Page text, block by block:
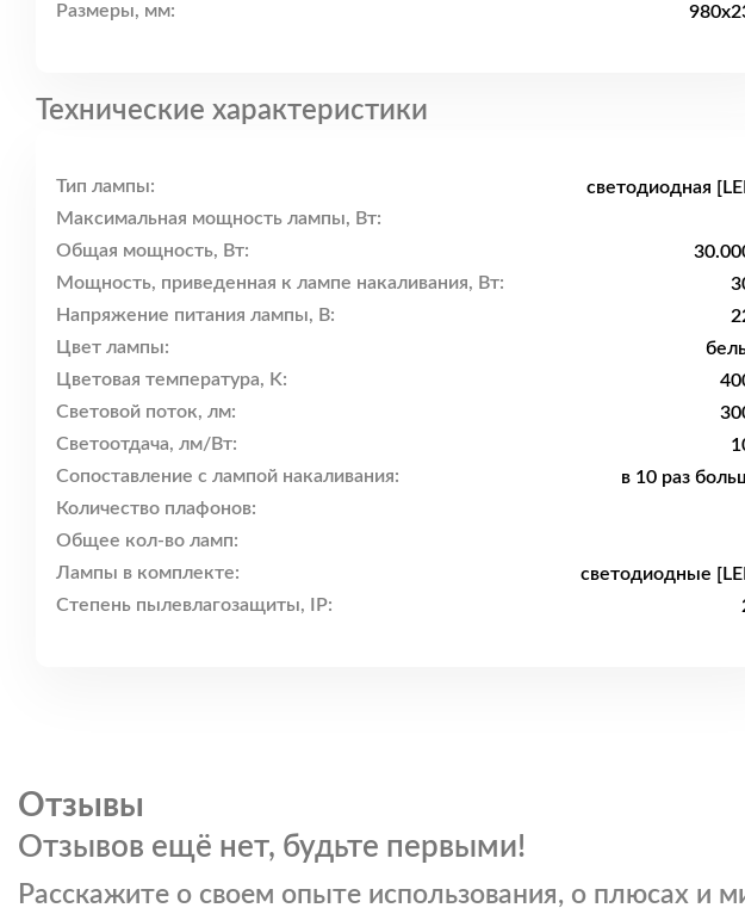
Размеры, мм:
Технические характеристики
Тип лампы:
светодиодная
Максимальная мощность лампы, Вт:
Общая мощность, Вт:
Мощность, приведенная к лампе накаливания, Вт:
Напряжение питания лампы, В:
Цвет лампы:
Цветовая температура, K:
Световой поток, лм:
Светоотдача, лм/Вт:
Сопоставление с лампой накаливания:
в 10 раз
Количество плафонов:
Общее кол-во ламп:
Лампы в комплекте:
светодиодные
Степень пылевлагозащиты, IP:
Отзывы
Отзывов ещё нет, будьте первыми!
Расскажите о своем опыте использования, о плюсах и